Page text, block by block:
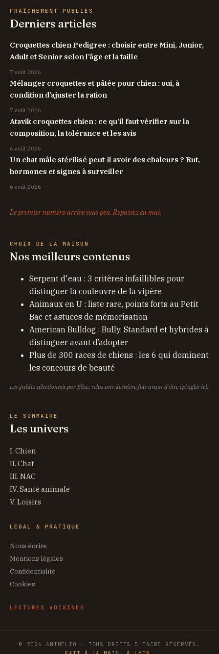
FRAÎCHEMENT PUBLIÉS
Derniers articles
Croquettes chien Pedigree : choisir entre Mini, Junior,
Adult et Senior selon l’âge et la taille
7 août 2026
Mélanger croquettes et pâtée pour chien : oui, à
condition d’ajuster la ration
7 août 2026
Atavik croquettes chien : ce qu’il faut vérifier sur la
composition, la tolérance et les avis
6 août 2026
Un chat mâle stérilisé peut-il avoir des chaleurs ? Rut,
hormones et signes à surveiller
6 août 2026
Le premier numéro arrive sous peu. Repassez en mai.
CHOIX DE LA MAISON
Nos meilleurs contenus
Serpent d'eau : 3 critères infaillibles pour
distinguer la couleuvre de la vipère
Animaux en U : liste rare, points forts au Petit
Bac et astuces de mémorisation
American Bulldog : Bully, Standard et hybrides à
distinguer avant d’adopter
Plus de 300 races de chiens : les 6 qui dominent
les concours de beauté
Les guides sélectionnés par Élise, relus une dernière fois avant d'être épinglés ici.
LE SOMMAIRE
Les univers
I. Chien
II. Chat
III. NAC
IV. Santé animale
V. Loisirs
LÉGAL & PRATIQUE
Nous écrire
Mentions légales
Confidentialité
Cookies
LECTURES VOISINES
© 2026 ANIMELIO · TOUS DROITS D'ENCRE RÉSERVÉS.